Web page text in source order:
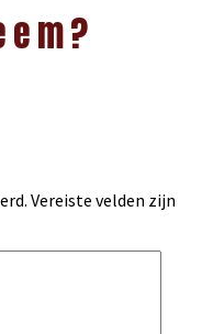
Vereiste velden zijn